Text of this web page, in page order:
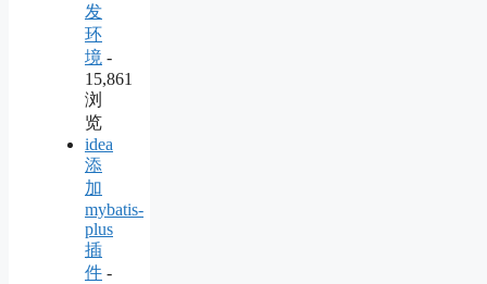
发
环
境 -
15,861
浏
览
idea
添
加
mybatis-
plus
插
件 -